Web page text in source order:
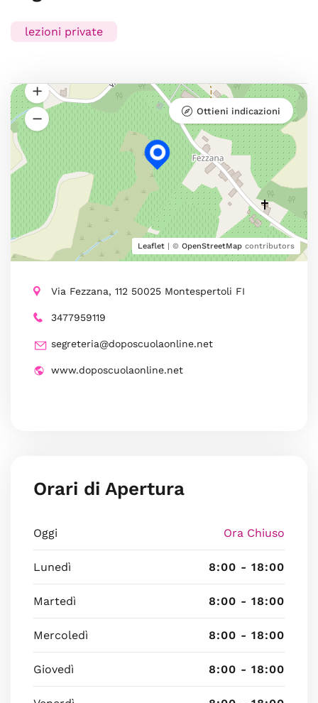
lezioni private
Leaflet | © OpenStreetMap contributors
Ottieni indicazioni
Via Fezzana, 112 50025 Montespertoli FI
3477959119
segreteria@doposcuolaonline.net
www.doposcuolaonline.net
Orari di Apertura
Oggi Ora Chiuso
Lunedì 8:00 - 18:00
Martedì 8:00 - 18:00
Mercoledì 8:00 - 18:00
Giovedì 8:00 - 18:00